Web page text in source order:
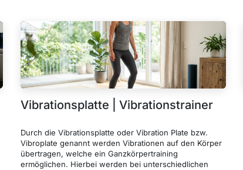
Vibrationsplatte | Vibrationstrainer
Durch die Vibrationsplatte oder Vibration Plate bzw.
Vibroplate genannt werden Vibrationen auf den Körper
übertragen, welche ein Ganzkörpertraining
ermöglichen. Hierbei werden bei unterschiedlichen